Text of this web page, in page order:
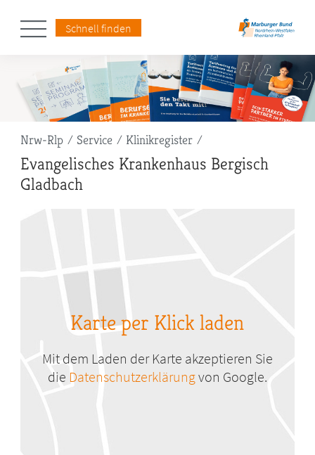
Schnell finden
Pfadnavigation
Nrw-Rlp Service Klinikregister
Evangelisches Krankenhaus Bergisch
Gladbach
Karte per Klick laden
Mit dem Laden der Karte akzeptieren Sie
die Datenschutzerklärungvon Google.